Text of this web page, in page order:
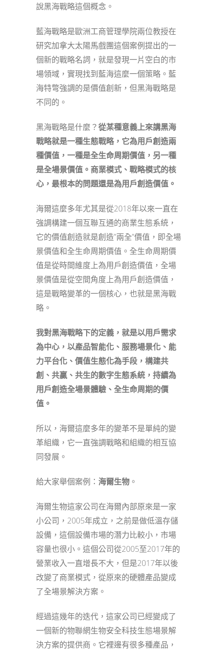
說黑海戰略這個概念。
藍海戰略是歐洲工商管理學院兩位教授在
研究加拿大太陽馬戲團這個案例提出的一
個新的戰略名詞，就是發現一片空白的市
場領域，實現找到藍海這麼一個策略。藍
海特彆強調的是價值創新，但黑海戰略是
不同的。
黑海戰略是什麼？從某種意義上來講黑海
戰略就是一種生態戰略，它為用戶創造兩
種價值， 一種是全生命周期價值 ， 另一種
是全場景價值。 商業模式、 戰略模式的核
心，最根本的問題還是為用戶創造價值。
海爾這麼多年尤其是從2018年以來一直在
強調構建一個互聯互通的商業生態系統，
它的價值創造就是創造”兩全”價值，即全場
景價值和全生命周期價值。全生命周期價
值是從時間維度上為用戶創造價值，全場
景價值是從空間角度上為用戶創造價值，
這是戰略變革的一個核心，也就是黑海戰
略。
我對黑海戰略下的定義， 就是以用戶需求
為中心，以產品智能化、服務場景化、能
力平台化、價值生態化為手段，構建共
創、共贏、共生的數字生態系統，持續為
用戶創造全場景體驗、全生命周期的價
值。
所以，海爾這麼多年的變革不是單純的變
革組織，它一直強調戰略和組織的相互協
同發展。
給大家舉個案例： 海爾生物 。
海爾生物這家公司在海爾內部原來是一家
小公司，2005年成立，之前是做低溫存儲
設備，這個設備市場的潛力比較小，市場
容量也很小。這個公司從2005至2017年的
營業收入一直增長不大，但是2017年以後
改變了商業模式，從原來的硬體產品變成
了全場景解決方案。
經過這幾年的迭代，這家公司已經變成了
一個新的物聯網生物安全科技生態場景解
決方案的提供商。它裡邊有很多種產品，